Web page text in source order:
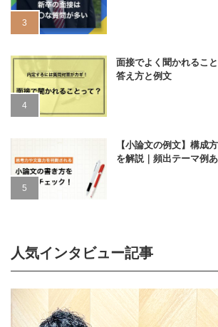
面接でよく聞かれるこ
答え方と例文
【小論文の例文】構成
を解説｜頻出テーマ例
人気インタビュー記事